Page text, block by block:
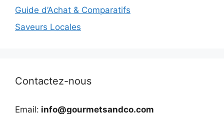
Guide d’Achat & Comparatifs
Saveurs Locales
Contactez-nous
Email: info@gourmetsandco.com